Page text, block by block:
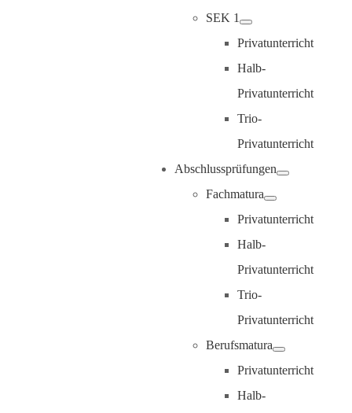
SEK 1
Privatunterricht
Halb-
Privatunterricht
Trio-
Privatunterricht
Abschlussprüfungen
Fachmatura
Privatunterricht
Halb-
Privatunterricht
Trio-
Privatunterricht
Berufsmatura
Privatunterricht
Halb-